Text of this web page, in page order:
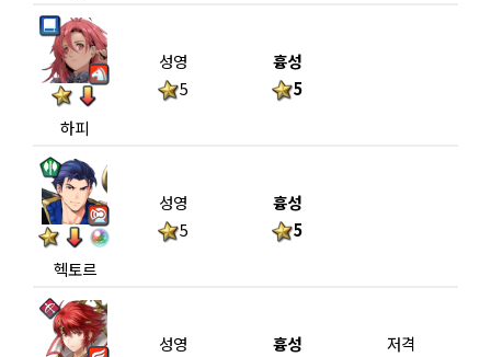
하피
성영
5
흉성
5
헥토르
성영
5
흉성
5
성영
흉성
저격